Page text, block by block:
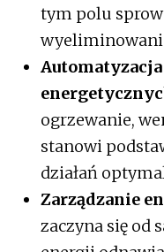
tym polu
ogrzewanie,
stanowi
działań
Zarządzanie
zaczyna się od